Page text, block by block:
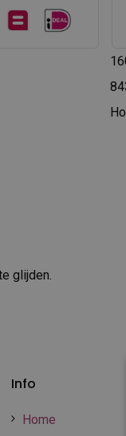
glijden.
Info
Home